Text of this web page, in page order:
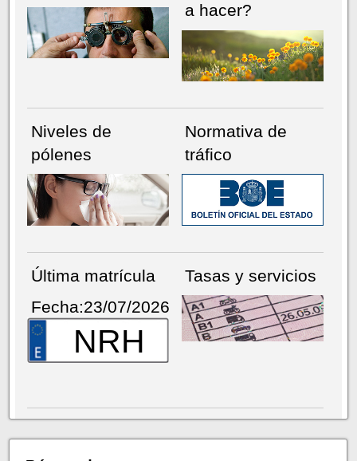
a hacer?
Niveles de
pólenes
Normativa de
tráfico
Última matrícula
Fecha:23/07/2026
NRH
Tasas y servicios